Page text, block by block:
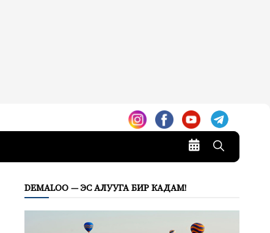
DEMALOO — ЭС АЛУУГА БИР КАДАМ!